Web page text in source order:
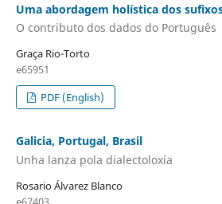
Uma abordagem holística dos
O contributo dos dados do Português
Graça Rio-Torto
e65951
PDF (English)
Galicia, Portugal, Brasil
Unha lanza pola dialectoloxía
Rosario Álvarez Blanco